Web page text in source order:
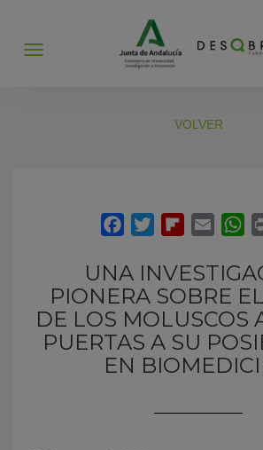
Abrir
VOLVER
UNA
PIONERA SOBRE
DE LOS MOLUSCOS
PUERTAS A SU
EN